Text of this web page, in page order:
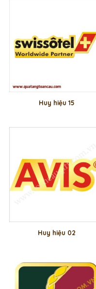
Huy hiệu 15
Huy hiệu 02